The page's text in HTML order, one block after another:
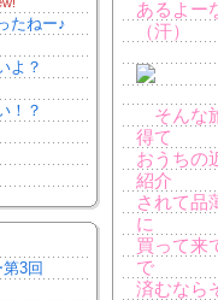
たねー♪
よ？
！？
3回
あるよー
（汗）
そんな
得て
おうちの
紹介
されて品
に
買って来
で
済むなら